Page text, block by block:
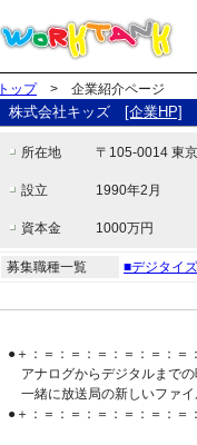
トップ> 企業紹介ページ
株式会社キッズ [企業HP]
所在地 〒105-0014 東
設立 1990年2月
資本金 1000万円
募集職種一覧
■デジタイ
●＋：＝：＝：＝：＝：＝：＝
アナログからデジタルまでの
一緒に放送局の新しいファイ
●＋：＝：＝：＝：＝：＝：＝